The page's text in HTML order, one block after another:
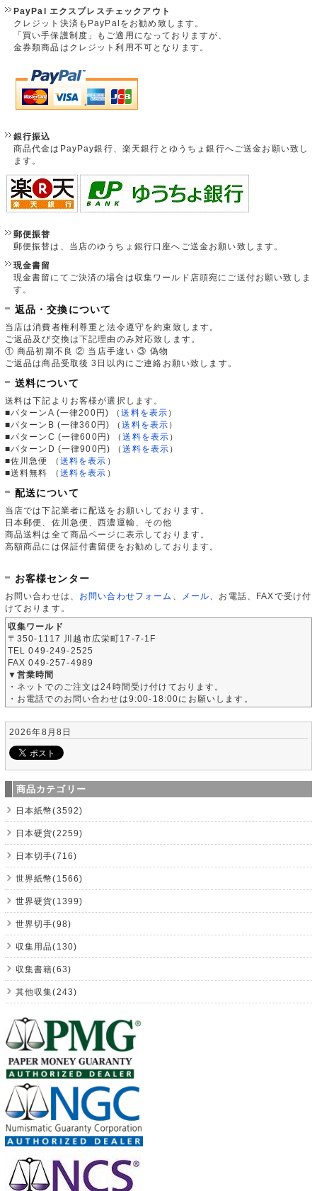
PayPal エクスプレスチェックアウト
クレジット決済もPayPalをお勧め致します。
「買い手保護制度」もご適用になっておりますが、
金券類商品はクレジット利用不可となります。
銀行振込
商品代金はPayPay銀行、楽天銀行とゆうちょ銀行へご送金お願い致し
ます。
郵便振替
郵便振替は、当店のゆうちょ銀行口座へご送金お願い致します。
現金書留
現金書留にてご決済の場合は収集ワールド店頭宛にご送付お願い致しま
す。
返品・交換について
当店は消費者権利尊重と法令遵守を約束致します。
ご返品及び交換は下記理由のみ対応致します。
① 商品初期不良 ② 当店手違い ③ 偽物
ご返品は商品受取後 3日以内にご連絡お願い致します。
送料について
送料は下記よりお客様が選択します。
■パターンA (一律200円)
（送料を表示 ）
■パターンB (一律360円)
（送料を表示 ）
■パターンC (一律600円)
（送料を表示 ）
■パターンD (一律900円)
（送料を表示 ）
■佐川急便
（ 送料を表示 ）
■送料無料
（ 送料を表示 ）
配送について
当店では下記業者に配送をお願いしております。
日本郵便、佐川急便、西濃運輸、その他
商品送料は全て商品ページに表示しております。
高額商品には保証付書留便をお勧めしております。
お客様センター
お問い合わせは、 お問い合わせフォーム メール 、お電話、FAXで受け付
けております。
収集ワールド
〒350-1117 川越市広栄町17-7-1F
TEL 049-249-2525
FAX 049-257-4989
▼営業時間
・ネットでのご注文は24時間受け付けております。
・お電話でのお問い合わせは9:00-18:00にお願いします。
2026年8月8日
商品カテゴリー
日本紙幣(3592)
日本硬貨(2259)
日本切手(716)
世界紙幣(1566)
世界硬貨(1399)
世界切手(98)
収集用品(130)
収集書籍(63)
其他収集(243)